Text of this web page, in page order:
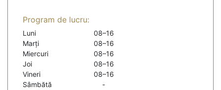
Program de lucru:
Luni
08–16
Marți
08–16
Miercuri
08–16
Joi
08–16
Vineri
08–16
Sâmbătă
-